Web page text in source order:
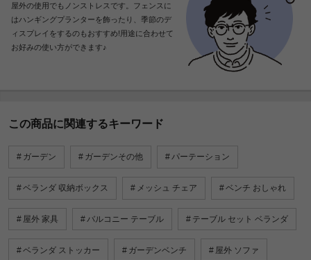
屋外の使用でもノンストレスです。フェンスに
はハンギングプランターを飾ったり、季節のデ
ィスプレイをするのもおすすめ!用途に合わせて
お好みの使い方ができます♪
この商品に関連するキーワード
ガーデン ガーデンその他 パーテーション
ベランダ 収納ボックス メッシュ チェア ベンチ おしゃれ
屋外 家具 バルコニー テーブル テーブル セット ベランダ
ベランダ ストッカー ガーデンベンチ 屋外 ソファ